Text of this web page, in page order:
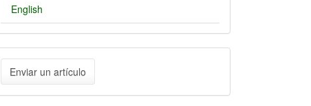
English
Enviar
unEnviar un artículo